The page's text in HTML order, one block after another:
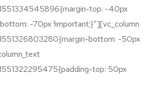
top: -40px
-70px !important;}”][vc_column
bottom: -50px
top: 50px